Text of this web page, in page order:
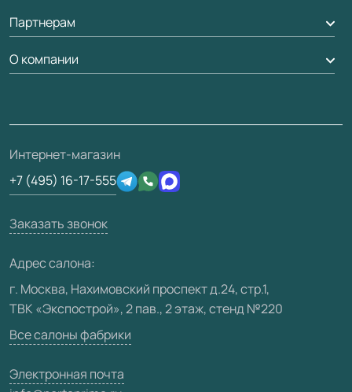
Рейки, баффели, стеллажи
Погонаж
Гарантия
Вопрос-ответ
Отзывы клиентов
Техническая информация
Юридическая информация
Вызов замерщика
Доставка
Партнерам
Дизайнерам / архитекторам
3D-модели
О компании
О фабрике
Сертификаты
Производство
Вакансии
Карта сайта
Интернет-магазин
+7 (495) 16-17-555
Заказать звонок
Адрес салона:
г. Москва, Нахимовский проспект д.24, стр.1,
ТВК «Экспострой», 2 пав., 2 этаж, стенд №220
Все салоны фабрики
Электронная почта